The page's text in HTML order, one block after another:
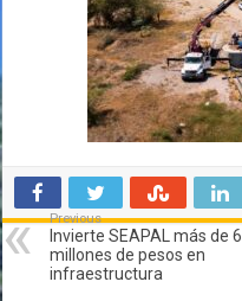
Previous
Invierte SEAPAL más de 6
millones de pesos en
infraestructura